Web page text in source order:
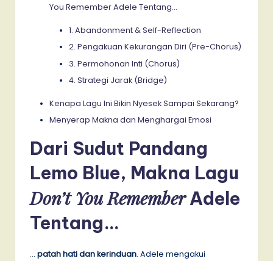
You Remember Adele Tentang…
1. Abandonment & Self-Reflection
2. Pengakuan Kekurangan Diri (Pre-Chorus)
3. Permohonan Inti (Chorus)
4. Strategi Jarak (Bridge)
Kenapa Lagu Ini Bikin Nyesek Sampai Sekarang?
Menyerap Makna dan Menghargai Emosi
Dari Sudut Pandang
Lemo Blue, Makna Lagu
Don’t You RememberAdele
Tentang…
… patah hati dan kerinduan. Adele mengakui